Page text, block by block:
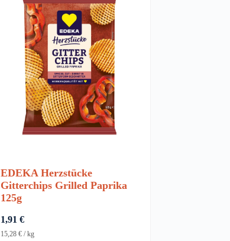
EDEKA Herzstücke
Gitterchips Grilled Paprika
125g
1,91€
15,28€ /kg